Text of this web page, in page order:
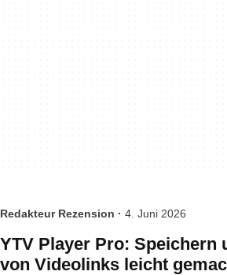
Redakteur Rezension · 4. Juni 2026
YTV Player Pro: Speichern
von Videolinks leicht